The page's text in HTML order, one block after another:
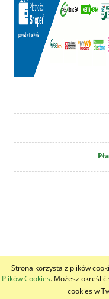
Strona korzysta z plików
Plików Cookies. Możesz
cookies w
pokaż
Sklep